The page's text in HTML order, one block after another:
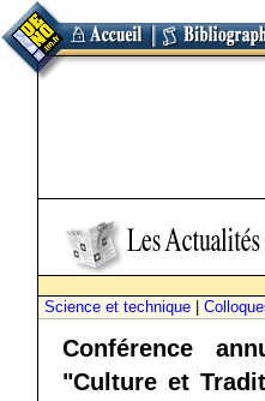
Science et technique
Conférence
"Culture et